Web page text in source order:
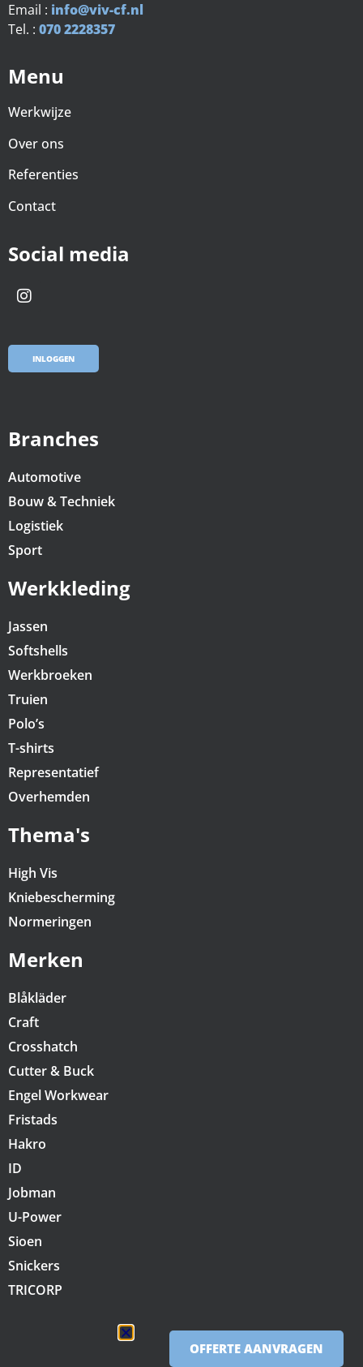
Email : info@viv-cf.nl
Tel. : 070 2228357
Menu
Werkwijze
Over ons
Referenties
Contact
Social media
INLOGGEN
Branches
Automotive
Bouw & Techniek
Logistiek
Sport
Werkkleding
Jassen
Softshells
Werkbroeken
Truien
Polo’s
T-shirts
Representatief
Overhemden
Thema's
High Vis
Kniebescherming
Normeringen
Merken
Blåkläder
Craft
Crosshatch
Cutter & Buck
Engel Workwear
Fristads
Hakro
ID
Jobman
U-Power
Sioen
Snickers
TRICORP
OFFERTE AANVRAGEN